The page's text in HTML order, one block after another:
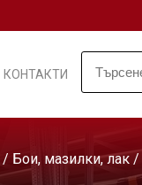
КОНТАКТИ
/ Бои, мазилки, лак/